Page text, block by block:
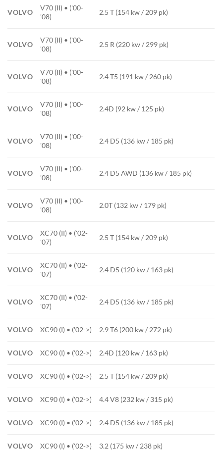
VOLVO
V70 (II) • ('00-
'08)
2.5 T (154 kw / 209 pk)
VOLVO
V70 (II) • ('00-
'08)
2.5 R (220 kw / 299 pk)
VOLVO
V70 (II) • ('00-
'08)
2.4 T5 (191 kw / 260 pk)
VOLVO
V70 (II) • ('00-
'08)
2.4D (92 kw / 125 pk)
VOLVO
V70 (II) • ('00-
'08)
2.4 D5 (136 kw / 185 pk)
VOLVO
V70 (II) • ('00-
'08)
2.4 D5 AWD (136 kw / 185 pk)
VOLVO
V70 (II) • ('00-
'08)
2.0T (132 kw / 179 pk)
VOLVO
XC70 (II) • ('02-
'07)
2.5 T (154 kw / 209 pk)
VOLVO
XC70 (II) • ('02-
'07)
2.4 D5 (120 kw / 163 pk)
VOLVO
XC70 (II) • ('02-
'07)
2.4 D5 (136 kw / 185 pk)
VOLVO XC90 (I) • ('02->) 2.9 T6 (200 kw / 272 pk)
VOLVO XC90 (I) • ('02->) 2.4D (120 kw / 163 pk)
VOLVO XC90 (I) • ('02->) 2.5 T (154 kw / 209 pk)
VOLVO XC90 (I) • ('02->) 4.4 V8 (232 kw / 315 pk)
VOLVO XC90 (I) • ('02->) 2.4 D5 (136 kw / 185 pk)
VOLVO XC90 (I) • ('02->) 3.2 (175 kw / 238 pk)